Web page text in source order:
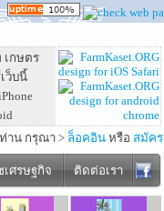
เกษตร
ว็บนี้
าน กรุณา > ล็อคอิน หรือ สมัคร
ศรษฐกิจ ติดต่อเรา